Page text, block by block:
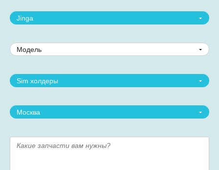
Jinga
Модель
Sim холдеры
Москва